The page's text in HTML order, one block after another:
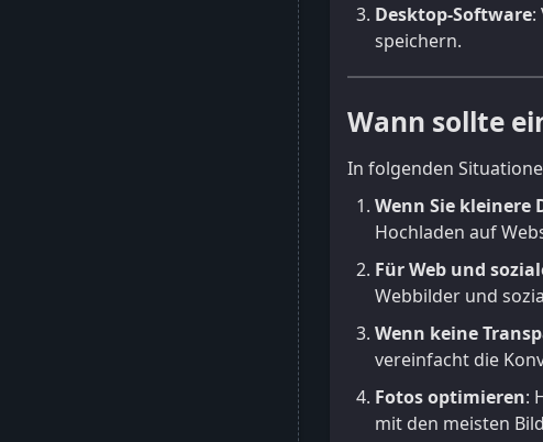
Desktop-Software:
speichern.
Wann sollte
In folgenden
Wenn Sie kleinere
Hochladen auf
Für Web und
Webbilder und
Wenn keine
vereinfacht die
Fotos optimieren:
mit den meisten